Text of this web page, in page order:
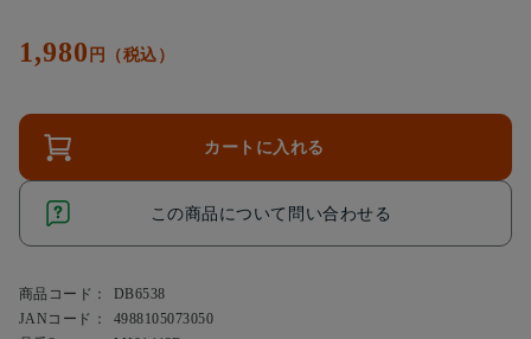
1,980 円（税込）
カートに入れる
この商品について問い合わせる
商品コード：
DB6538
JANコード：
4988105073050